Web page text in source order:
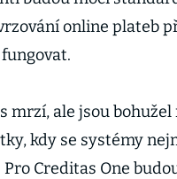
online plateb
mrzí, ale jsou
kdy se systémy
Creditas One